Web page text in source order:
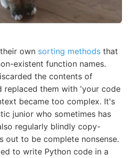
own sorting methods that
existent function names.
the contents of
replaced them with 'your code
became too complex. It's
junior who sometimes has
regularly blindly copy-
out to be complete nonsense.
to write Python code in a